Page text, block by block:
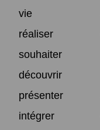
vie
réaliser
souhaiter
découvrir
présenter
intégrer